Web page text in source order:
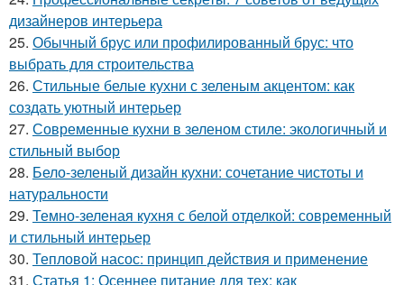
дизайнеров интерьера
25. Обычный брус или профилированный брус: что
выбрать для строительства
26. Стильные белые кухни с зеленым акцентом: как
создать уютный интерьер
27. Современные кухни в зеленом стиле: экологичный и
стильный выбор
28. Бело-зеленый дизайн кухни: сочетание чистоты и
натуральности
29. Темно-зеленая кухня с белой отделкой: современный
и стильный интерьер
30. Тепловой насос: принцип действия и применение
31. Статья 1: Осеннее питание для тех: как